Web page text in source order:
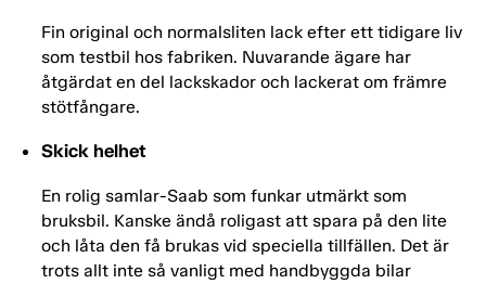
Fin original och normalsliten lack efter ett tidigare liv
som testbil hos fabriken. Nuvarande ägare har
åtgärdat en del lackskador och lackerat om främre
stötfångare.
Skick helhet
En rolig samlar-Saab som funkar utmärkt som
bruksbil. Kanske ändå roligast att spara på den lite
och låta den få brukas vid speciella tillfällen. Det är
trots allt inte så vanligt med handbyggda bilar